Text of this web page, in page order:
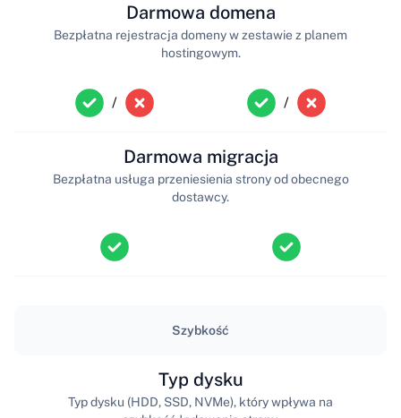
/
Darmowa domena
Bezpłatna rejestracja domeny w zestawie z planem
hostingowym.
/
Darmowa migracja
Bezpłatna usługa przeniesienia strony od obecnego
dostawcy.
Szybkość
Typ dysku
Typ dysku (HDD, SSD, NVMe), który wpływa na